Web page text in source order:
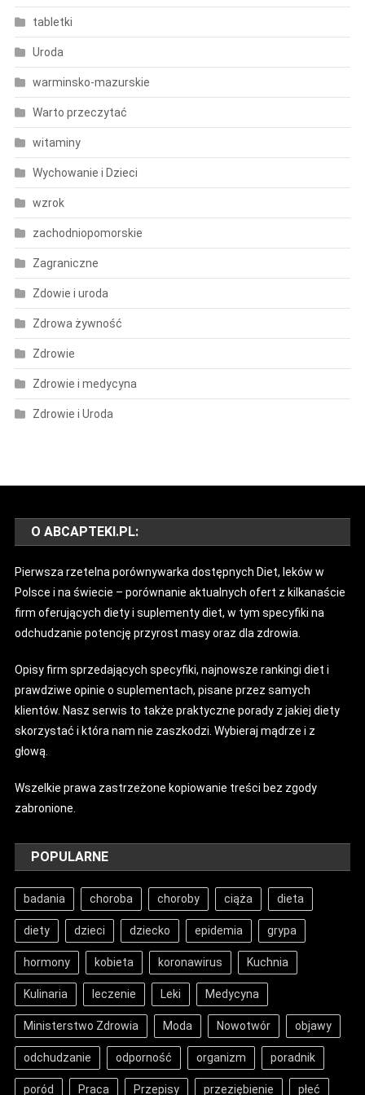
tabletki
Uroda
warminsko-mazurskie
Warto przeczytać
witaminy
Wychowanie i Dzieci
wzrok
zachodniopomorskie
Zagraniczne
Zdowie i uroda
Zdrowa żywność
Zdrowie
Zdrowie i medycyna
Zdrowie i Uroda
O ABCAPTEKI.PL:
Pierwsza rzetelna porównywarka dostępnych Diet, leków w
Polsce i na świecie – porównanie aktualnych ofert z kilkanaście
firm oferujących diety i suplementy diet, w tym specyfiki na
odchudzanie potencję przyrost masy oraz dla zdrowia.
Opisy firm sprzedających specyfiki, najnowsze rankingi diet i
prawdziwe opinie o suplementach, pisane przez samych
klientów. Nasz serwis to także praktyczne porady z jakiej diety
skorzystać i która nam nie zaszkodzi. Wybieraj mądrze i z
głową.
Wszelkie prawa zastrzeżone kopiowanie treści bez zgody
zabronione.
POPULARNE
badania choroba choroby ciąża dieta
diety dzieci dziecko epidemia grypa
hormony kobieta koronawirus Kuchnia
Kulinaria leczenie Leki Medycyna
Ministerstwo Zdrowia Moda Nowotwór objawy
odchudzanie odporność organizm poradnik
poród Praca Przepisy przeziębienie płeć